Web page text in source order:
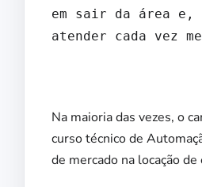
em sair da área e,
atender cada vez
Na maioria das vezes, o
curso técnico de
de mercado na locação